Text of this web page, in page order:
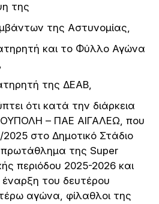
της
της Αστυνομίας,
και το Φύλλο Αγώνα
της ΔΕΑΒ,
ότι κατά την διάρκεια
– ΠΑΕ ΑΙΓΑΛΕΩ, που
2025 στο Δημοτικό Στάδιο
πρωτάθλημα της Super
περιόδου 2025-2026 και
έναρξη του δευτέρου
αγώνα, φίλαθλοι της